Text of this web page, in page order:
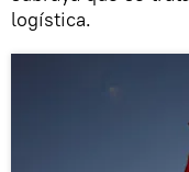
logística.